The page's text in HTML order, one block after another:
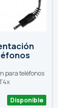
para teléfonos
Disponible